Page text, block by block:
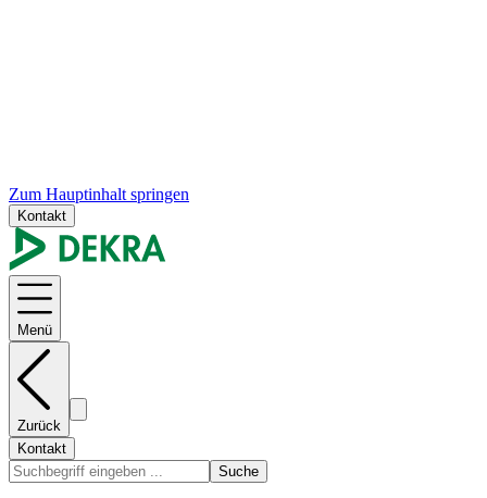
Zum Hauptinhalt springen
Kontakt
Menü
Zurück
Kontakt
Suche